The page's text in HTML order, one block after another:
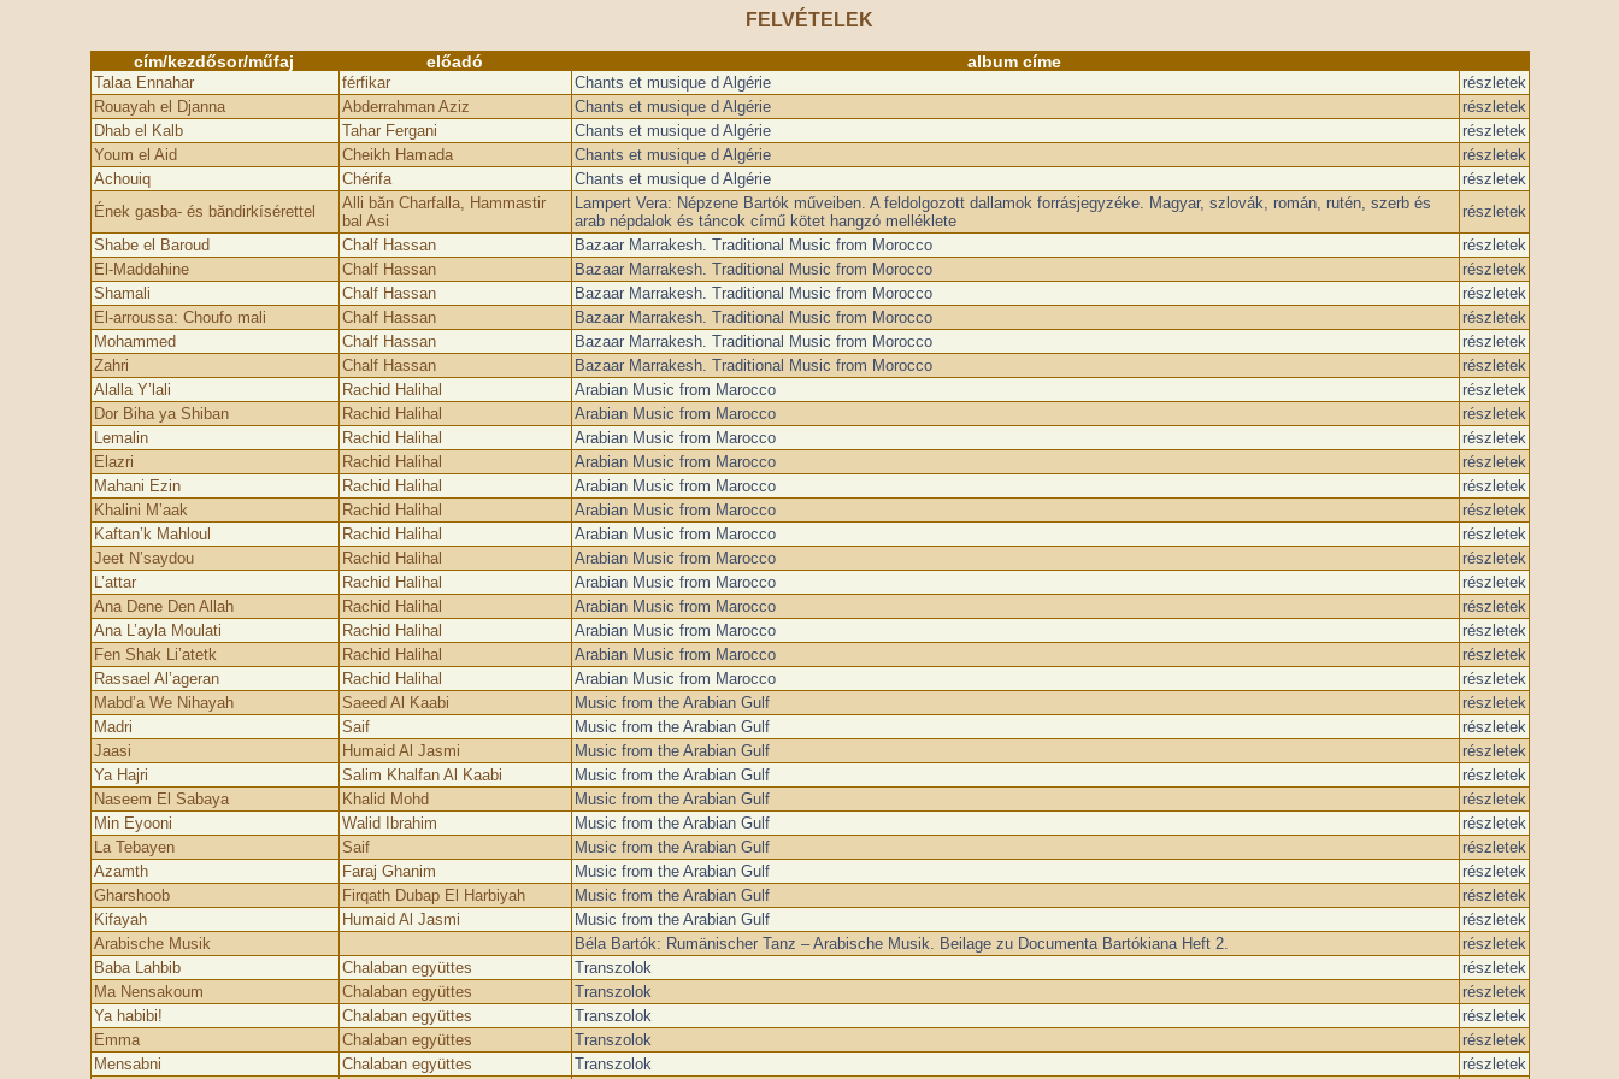
FELVÉTELEK
cím/kezdősor/műfaj előadó album címe
Talaa Ennahar férfikar Chants et musique d Algérie
részletek
Rouayah el Djanna
Abderrahman Aziz Chants et musique d Algérie
részletek
Dhab el Kalb
Tahar Fergani Chants et musique d Algérie
részletek
Youm el Aid
Cheikh Hamada Chants et musique d Algérie
részletek
Achouiq
Chérifa Chants et musique d Algérie
részletek
Ének gasba- és băndirkísérettel
Alli băn Charfalla, Hammastir
bal Asi
Lampert Vera: Népzene Bartók műveiben. A feldolgozott dallamok forrásjegyzéke. Magyar, szlovák, román, rutén, szerb és
arab népdalok és táncok című kötet hangzó melléklete
részletek
Shabe el Baroud
Chalf Hassan Bazaar Marrakesh. Traditional Music from Morocco
részletek
El-Maddahine
Chalf Hassan Bazaar Marrakesh. Traditional Music from Morocco
részletek
Shamali
Chalf Hassan Bazaar Marrakesh. Traditional Music from Morocco
részletek
El-arroussa: Choufo mali
Chalf Hassan Bazaar Marrakesh. Traditional Music from Morocco
részletek
Mohammed
Chalf Hassan Bazaar Marrakesh. Traditional Music from Morocco
részletek
Zahri
Chalf Hassan Bazaar Marrakesh. Traditional Music from Morocco
részletek
Alalla Y’lali
Rachid Halihal Arabian Music from Marocco
részletek
Dor Biha ya Shiban
Rachid Halihal Arabian Music from Marocco
részletek
Lemalin
Rachid Halihal Arabian Music from Marocco
részletek
Elazri
Rachid Halihal Arabian Music from Marocco
részletek
Mahani Ezin
Rachid Halihal Arabian Music from Marocco
részletek
Khalini M’aak
Rachid Halihal Arabian Music from Marocco
részletek
Kaftan’k Mahloul
Rachid Halihal Arabian Music from Marocco
részletek
Jeet N’saydou
Rachid Halihal Arabian Music from Marocco
részletek
L’attar
Rachid Halihal Arabian Music from Marocco
részletek
Ana Dene Den Allah
Rachid Halihal Arabian Music from Marocco
részletek
Ana L’ayla Moulati
Rachid Halihal Arabian Music from Marocco
részletek
Fen Shak Li’atetk
Rachid Halihal Arabian Music from Marocco
részletek
Rassael Al’ageran
Rachid Halihal Arabian Music from Marocco
részletek
Mabd’a We Nihayah
Saeed Al Kaabi Music from the Arabian Gulf
részletek
Madri
Saif Music from the Arabian Gulf
részletek
Jaasi
Humaid Al Jasmi Music from the Arabian Gulf
részletek
Ya Hajri
Salim Khalfan Al Kaabi Music from the Arabian Gulf
részletek
Naseem El Sabaya
Khalid Mohd Music from the Arabian Gulf
részletek
Min Eyooni
Walid Ibrahim Music from the Arabian Gulf
részletek
La Tebayen
Saif Music from the Arabian Gulf
részletek
Azamth
Faraj Ghanim Music from the Arabian Gulf
részletek
Gharshoob
Firqath Dubap El Harbiyah Music from the Arabian Gulf
részletek
Kifayah
Humaid Al Jasmi Music from the Arabian Gulf
részletek
Arabische Musik
Béla Bartók: Rumänischer Tanz – Arabische Musik. Beilage zu Documenta Bartókiana Heft 2.
részletek
Baba Lahbib
Chalaban együttes Transzolok
részletek
Ma Nensakoum
Chalaban együttes Transzolok
részletek
Ya habibi!
Chalaban együttes Transzolok
részletek
Emma
Chalaban együttes Transzolok
részletek
Mensabni
Chalaban együttes Transzolok részletek